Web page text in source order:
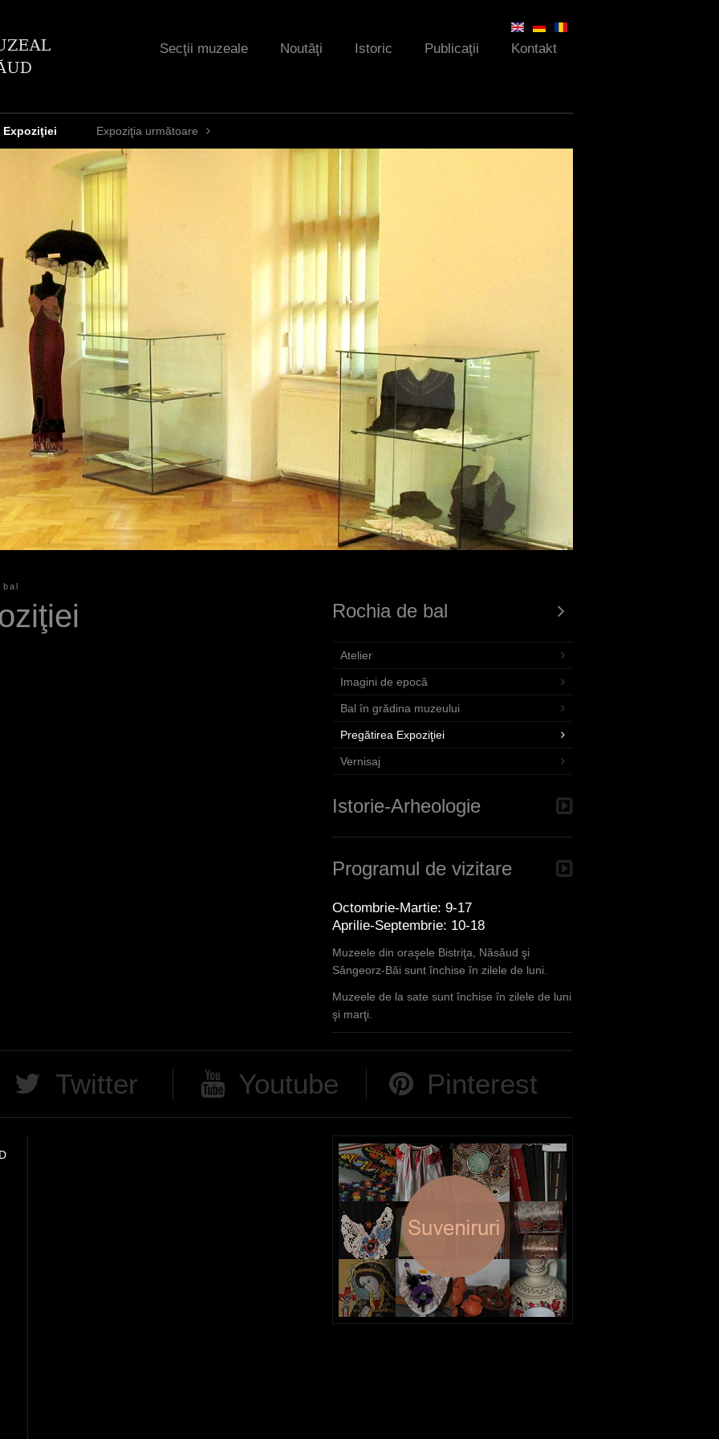
Secţii muzeale Noutăţi Istoric Publicaţii Kontakt
Expoziţiei Expoziţia următoare
bal
Rochia de bal
Atelier
Imagini de epocă
Bal în grădina muzeului
Pregătirea Expoziţiei
Vernisaj
Istorie-Arheologie
Programul de vizitare
Octombrie-Martie: 9-17
Aprilie-Septembrie: 10-18
Muzeele din oraşele Bistriţa, Năsăud şi
Sângeorz-Băi sunt închise în zilele de luni.
Muzeele de la sate sunt închise în zilele de luni
şi marţi.
Twitter Youtube Pinterest